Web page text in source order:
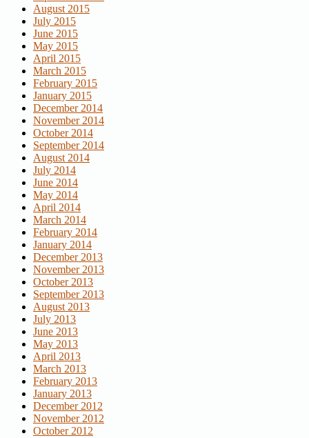
August 2015
July 2015
June 2015
May 2015
April 2015
March 2015
February 2015
January 2015
December 2014
November 2014
October 2014
September 2014
August 2014
July 2014
June 2014
May 2014
April 2014
March 2014
February 2014
January 2014
December 2013
November 2013
October 2013
September 2013
August 2013
July 2013
June 2013
May 2013
April 2013
March 2013
February 2013
January 2013
December 2012
November 2012
October 2012